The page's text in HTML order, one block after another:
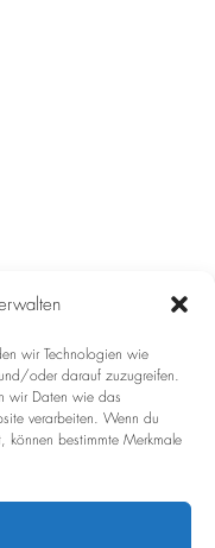
wir Technologien wie
oder darauf zuzugreifen.
wir Daten wie das
verarbeiten. Wenn du
können bestimmte Merkmale